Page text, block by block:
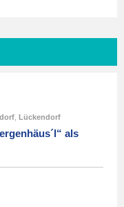
Lückendorf
als